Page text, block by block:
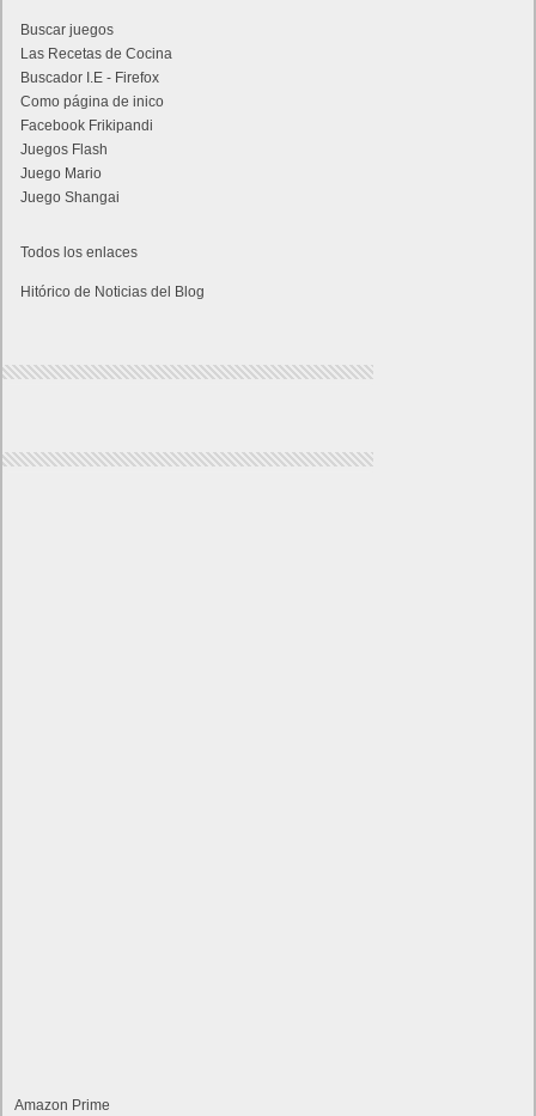
Buscar juegos
Las Recetas de Cocina
Buscador I.E - Firefox
Como página de inico
Facebook Frikipandi
Juegos Flash
Juego Mario
Juego Shangai
Todos los enlaces
Hitórico de Noticias del Blog
Amazon Prime